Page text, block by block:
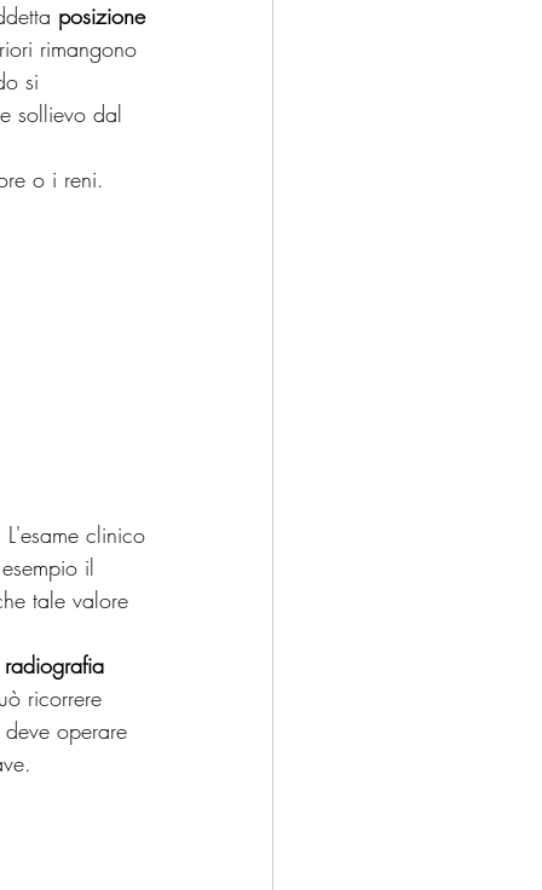
posizione
rimangono
si
sollievo dal
o i reni.
L'esame clinico
il
tale valore
radiografia
ricorrere
operare